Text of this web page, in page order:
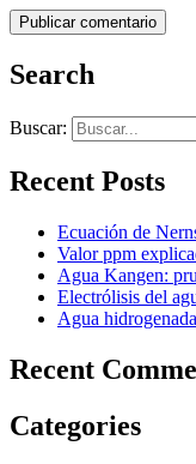
Search
Buscar:
Recent Posts
Ecuación de
Valor ppm
Agua Kangen:
Electrólisis del
Agua
Recent
Categories